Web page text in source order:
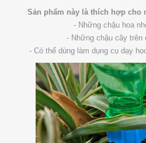
Sản phẩm này là thích hợp cho
- Những chậu hoa
- Những chậu cây
- Có thể dùng làm dụng cụ dạy